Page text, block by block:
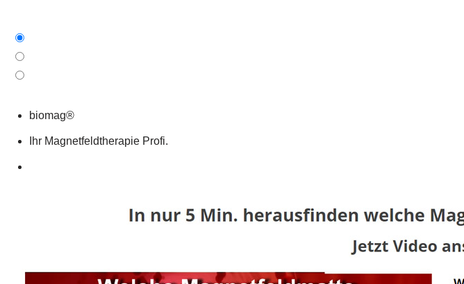
biomag®
Ihr Magnetfeldtherapie Profi.